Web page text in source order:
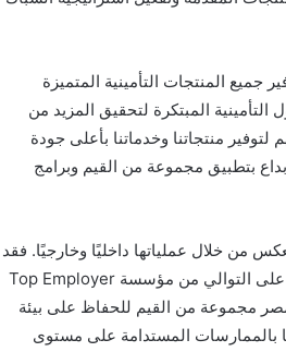
المنتجات التأمينية المتميزة
المبتكرة لتحقيق المزيد من
منتجاتنا وخدماتنا بأعلى جودة
بتطبيق مجموعة من القيم وبرامج
من خلال عملياتها داخليًا وخارجيًا. فقد
فازت أكسا مصر بجائزة “أفضل بيئة عمل للموظفين” للعام الخامس على التوالي من مؤسسة Top Employer
مصر مجموعة من القيم للحفاظ على بيئة
بالممارسات المستدامة على مستوى